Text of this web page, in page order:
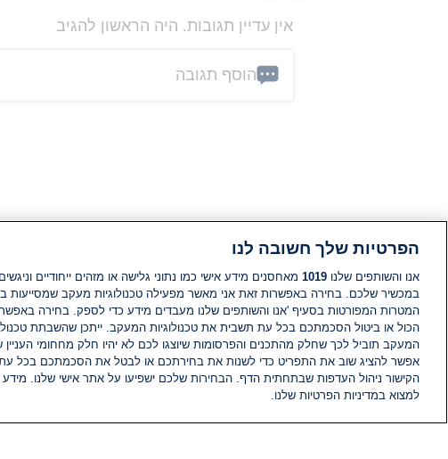
אין עדיין תגובות. היה הראשון להגיב
הוסף תגובה
הפרטיות שלך חשובה לנו
אנו והשותפים שלנו 1019 מאחסנים מידע אישי כמו נתוני גלישה או מזהים ייחודיים
במכשיר שלכם. בחירה באפשרות זאת אני מאשר מפעילה טכנולוגיות מעקב שמסייעות
המטרות המפורטות בסעיף 'אנו והשותפים שלנו מעבדים מידע כדי לספק. בחירה
הכול או ביטול הסכמתכם בכל עת תשבית את טכנולוגיות המעקב. ייתכן שהשבתת
המעקב תוביל לכך שחלק מהתכנים והפרסומות שיוצגו לכם לא יהיו חלק מחחומי
אפשר להציג שוב את התפריט כדי לשנות את בחירתכם או לבטל את הסכמתכם בכל
הקישור ניהול העדפות שבתחתית הדף. הבחירות שלכם ישפיעו על אתר אישי שלנו.
למצוא במדיניות הפרטיות שלנו.